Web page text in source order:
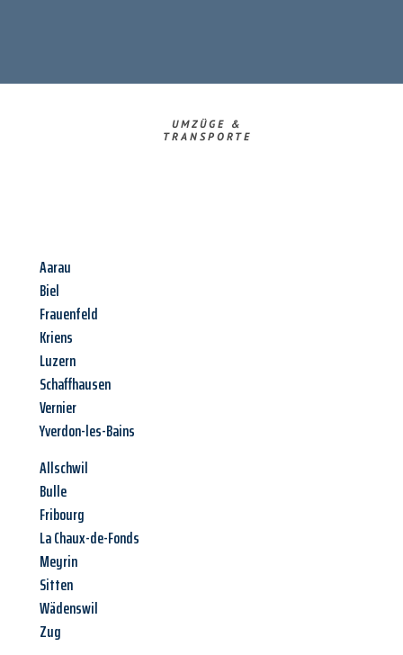
UMZÜGE &
TRANSPORTE
Aarau
Biel
Frauenfeld
Kriens
Luzern
Schaffhausen
Vernier
Yverdon-les-Bains
Allschwil
Bulle
Fribourg
La Chaux-de-Fonds
Meyrin
Sitten
Wädenswil
Zug